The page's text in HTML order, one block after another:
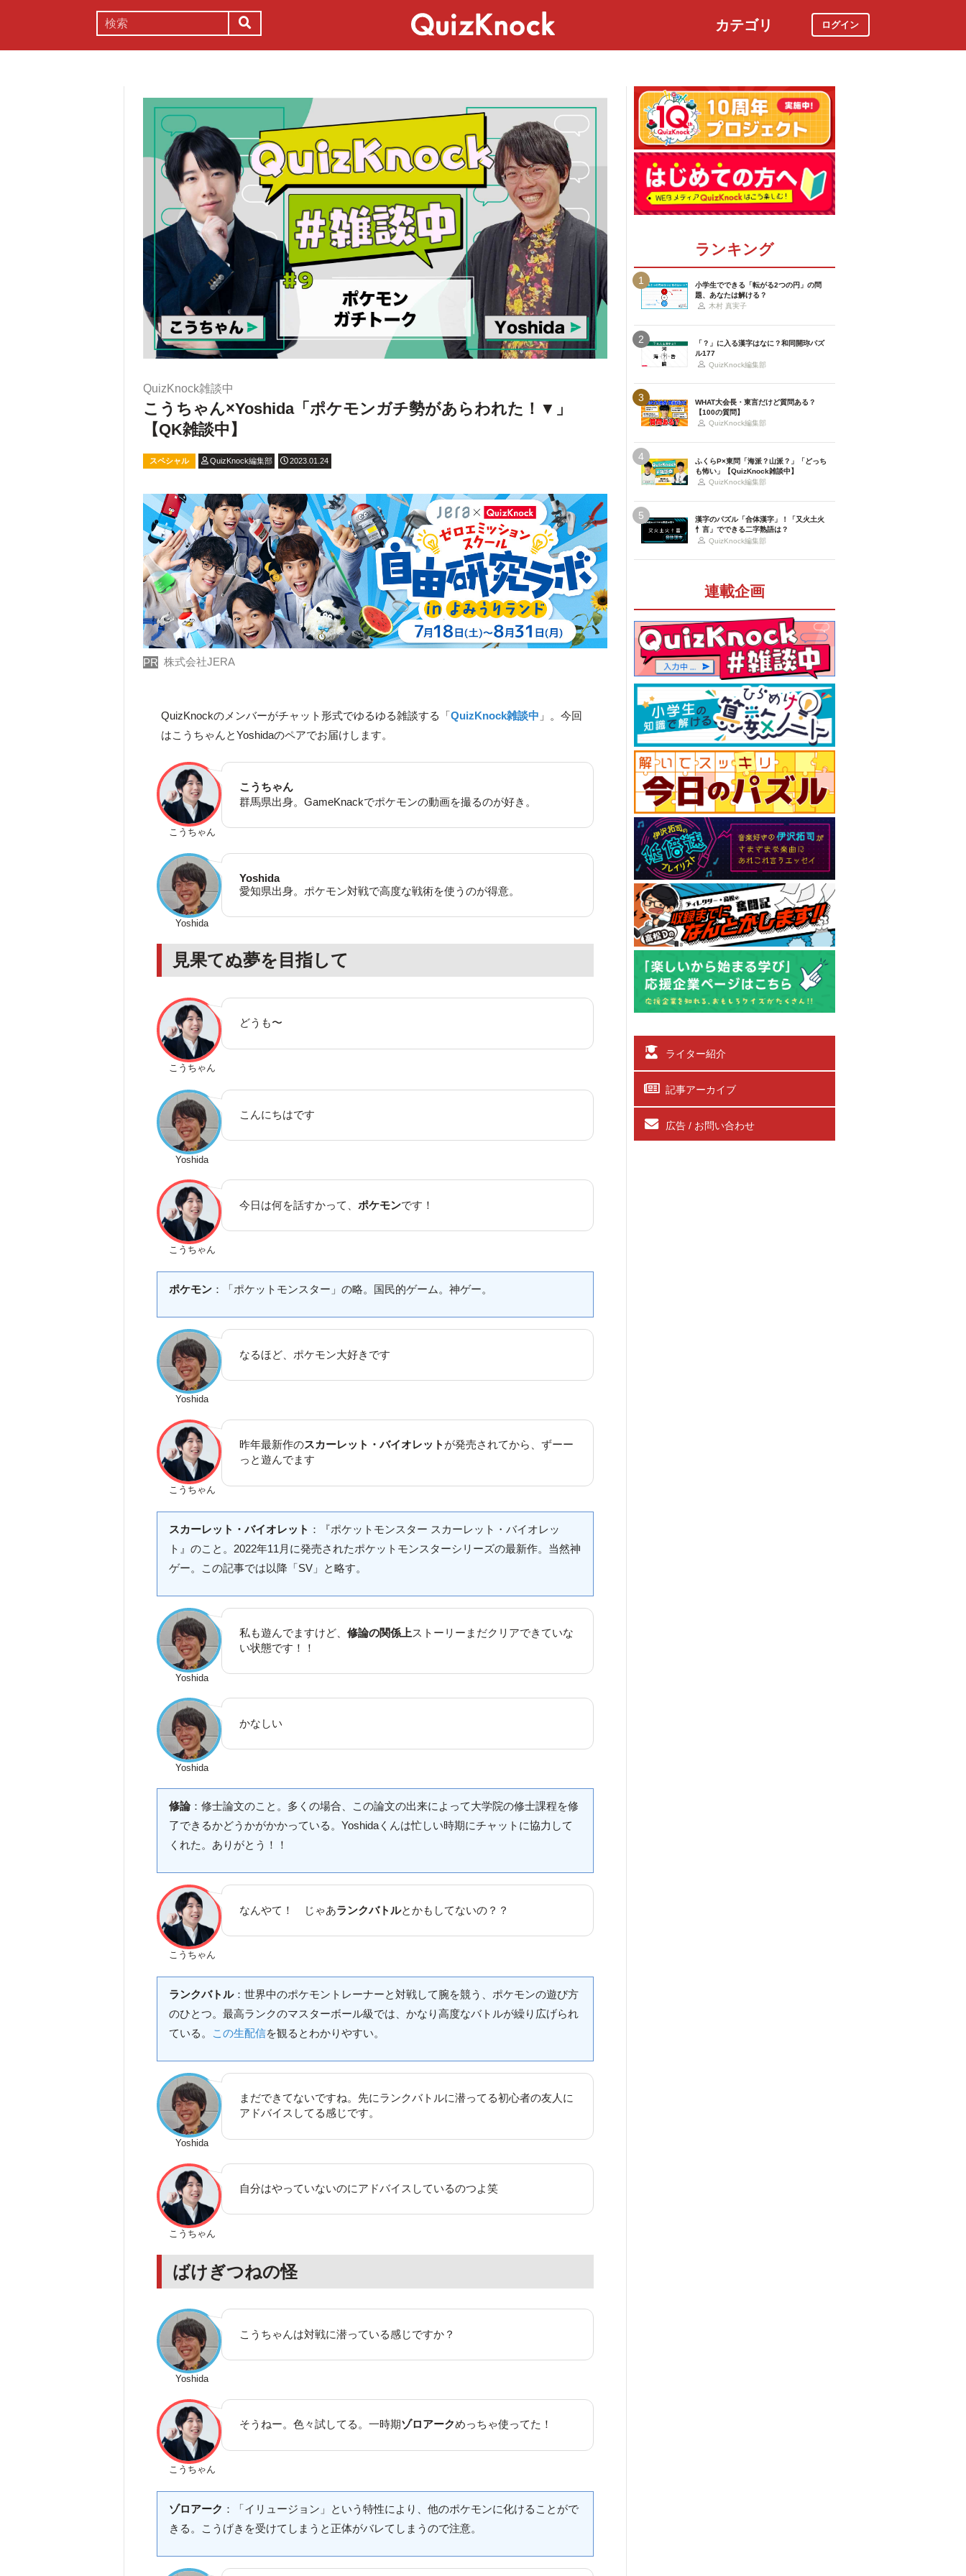
カテゴリ ログイン
QuizKnock雑談中
こうちゃん×Yoshida「ポケモンガチ勢があらわれた！▼」
【QK雑談中】
スペシャル QuizKnock編集部 2023.01.24
PR 株式会社JERA
QuizKnockのメンバーがチャット形式でゆるゆる雑談する「QuizKnock雑談中 」。今回
はこうちゃんとYoshidaのペアでお届けします。
こうちゃん
こうちゃん
群馬県出身。GameKnackでポケモンの動画を撮るのが好き。
Yoshida
Yoshida
愛知県出身。ポケモン対戦で高度な戦術を使うのが得意。
見果てぬ夢を目指して
こうちゃん
どうも〜
Yoshida
こんにちはです
こうちゃん
今日は何を話すかって、ポケモンです！
ポケモン ：「ポケットモンスター」の略。国民的ゲーム。神ゲー。
Yoshida
なるほど、ポケモン大好きです
こうちゃん
昨年最新作のスカーレット・バイオレット が発売されてから、ずーー
っと遊んでます
スカーレット・バイオレット ：『ポケットモンスター スカーレット・バイオレッ
ト』のこと。2022年11月に発売されたポケットモンスターシリーズの最新作。当然神
ゲー。この記事では以降「SV」と略す。
Yoshida
私も遊んでますけど、修論の関係上ストーリーまだクリアできていな
い状態です！！
Yoshida
かなしい
修論：修士論文のこと。多くの場合、この論文の出来によって大学院の修士課程を修
了できるかどうかがかかっている。Yoshidaくんは忙しい時期にチャットに協力して
くれた。ありがとう！！
こうちゃん
なんやて！ じゃあランクバトルとかもしてないの？？
ランクバトル：世界中のポケモントレーナーと対戦して腕を競う、ポケモンの遊び方
のひとつ。最高ランクのマスターボール級では、かなり高度なバトルが繰り広げられ
ている。
この生配信を観るとわかりやすい。
Yoshida
まだできてないですね。先にランクバトルに潜ってる初心者の友人に
アドバイスしてる感じです。
こうちゃん
自分はやっていないのにアドバイスしているのつよ笑
ばけぎつねの怪
Yoshida
こうちゃんは対戦に潜っている感じですか？
こうちゃん
そうねー。色々試してる。一時期ゾロアークめっちゃ使ってた！
ゾロアーク ：「イリュージョン」という特性により、他のポケモンに化けることがで
きる。こうげきを受けてしまうと正体がバレてしまうので注意。
ランキング
1
小学生でできる「転がる2つの円」の問
題、あなたは解ける？
木村 真実子
2
「？」に入る漢字はなに？和同開珎パズ
ル177
QuizKnock編集部
3
WHAT大会長・東言だけど質問ある？
【100の質問】
QuizKnock編集部
4
ふくらP×東問「海派？山派？」「どっち
も怖い」【QuizKnock雑談中】
QuizKnock編集部
5
漢字のパズル「合体漢字」！「又火土火
忄言」でできる二字熟語は？
QuizKnock編集部
連載企画
ライター紹介
記事アーカイブ
広告 / お問い合わせ